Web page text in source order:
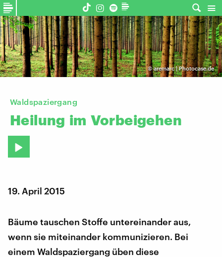
©aremarc | Photocase.de
Waldspaziergang
Heilung im Vorbeigehen
19. April 2015
Bäume tauschen Stoffe untereinander aus,
wenn sie miteinander kommunizieren. Bei
einem Waldspaziergang üben diese